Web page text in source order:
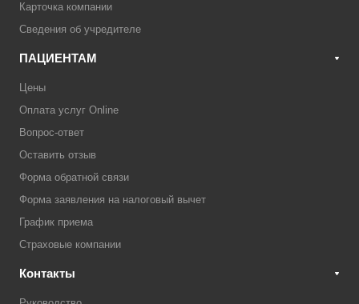
Карточка компании
Сведения об учредителе
ПАЦИЕНТАМ
Цены
Оплата услуг Online
Вопрос-ответ
Оставить отзыв
Форма обратной связи
Форма заявления на налоговый вычет
График приема
Страховые компании
Контакты